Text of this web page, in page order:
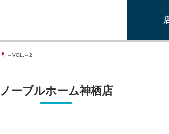
～VOL.～2
ノーブルホーム神栖店